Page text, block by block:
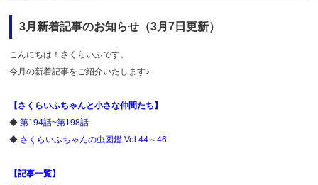
3月新着記事のお知らせ（3月7日更新）
こんにちは！さくらいふです。
今月の新着記事をご紹介いたします♪
【さくらいふちゃんと小さな仲間たち】
◆第194話~第198話
◆ さくらいふちゃんの虫図鑑 Vol.44～46
【記事一覧】